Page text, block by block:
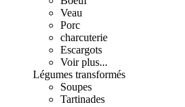
Veau
Porc
charcuterie
Escargots
Voir plus...
Légumes transformés
Soupes
Tartinades